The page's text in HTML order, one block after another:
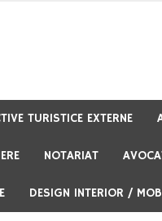
TURISTICE EXTERNE
NOTARIAT
DESIGN INTERIOR /